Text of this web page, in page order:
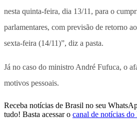
nesta quinta-feira, dia 13/11, para o
parlamentares, com previsão de retorno
sexta-feira (14/11)”, diz a pasta.
Já no caso do ministro André Fufuca, o
motivos pessoais.
Receba notícias de Brasil no seu
tudo! Basta acessar o canal de notícias